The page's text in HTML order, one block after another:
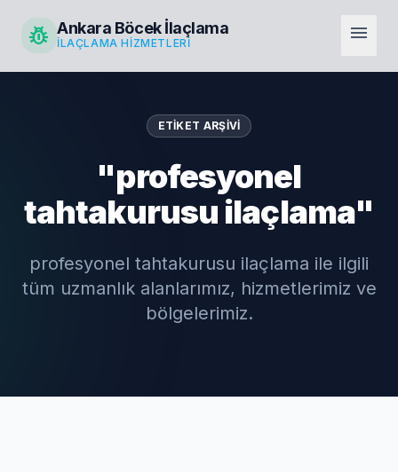
pest_control Ankara Böcek İlaçlama
İLAÇLAMA HIZMETLERI menu
ETIKET ARŞIVI
"profesyonel
tahtakurusu ilaçlama"
profesyonel tahtakurusu ilaçlama ile ilgili
tüm uzmanlık alanlarımız, hizmetlerimiz ve
bölgelerimiz.